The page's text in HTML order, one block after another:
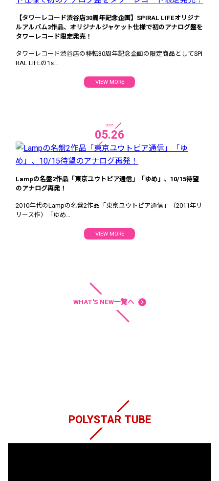
【タワーレコード渋谷店30周年記念企画】SPIRAL LIFEオリジナ
ルアルバム3作品、オリジナルジャケット仕様で初のアナログ盤を
タワーレコード限定発売！
タワーレコード渋谷店の移転30周年記念企画の限定商品としてSPI
RAL LIFEの1s...
VIEW MORE
2025
05.26
Lampの名盤2作品「東京ユウトピア通信」「ゆめ」、10/15待望
のアナログ再発！
2010年代のLampの名盤2作品「東京ユウトピア通信」（2011年リ
リース作）「ゆめ...
VIEW MORE
WHAT'S NEW一覧へ navigate_next
POLYSTAR TUBE